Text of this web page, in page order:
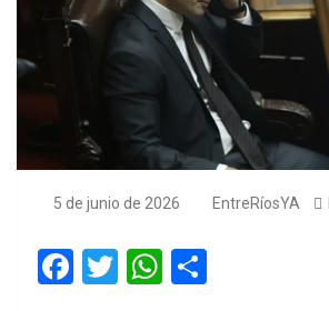
5 de junio de 2026 EntreRíosYA
F
T
W